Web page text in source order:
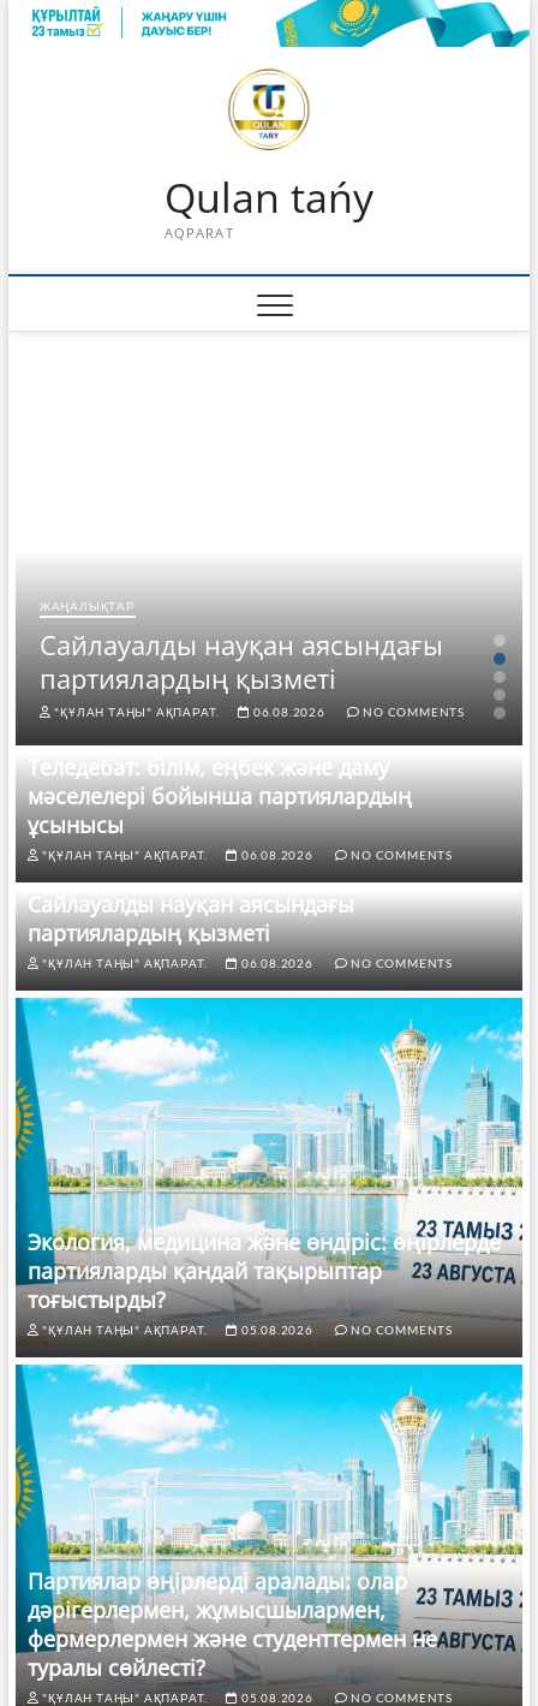
Skip
Qulan tańy
AQPARAT
ЖАҢАЛЫҚТАР
Сайлауалды науқан аясындағы
партиялардың қызметі
"ҚҰЛАН ТАҢЫ" АҚПАРАТ. 06.08.2026 NO COMMENTS
Теледебат: білім, еңбек және даму
мәселелері бойынша партиялардың
ұсынысы
"ҚҰЛАН ТАҢЫ" АҚПАРАТ. 06.08.2026 NO COMMENTS
Сайлауалды науқан аясындағы
партиялардың қызметі
"ҚҰЛАН ТАҢЫ" АҚПАРАТ. 06.08.2026 NO COMMENTS
Экология, медицина және өндіріс: өңірлерде
партияларды қандай тақырыптар
тоғыстырды?
"ҚҰЛАН ТАҢЫ" АҚПАРАТ. 05.08.2026 NO COMMENTS
Партиялар өңірлерді аралады: олар
дәрігерлермен, жұмысшылармен,
фермерлермен және студенттермен не
туралы сөйлесті?
"ҚҰЛАН ТАҢЫ" АҚПАРАТ. 05.08.2026 NO COMMENTS